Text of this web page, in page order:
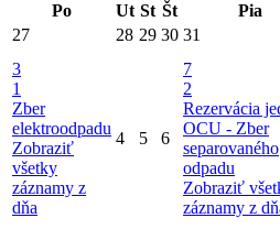
Po
Ut St Št Pia
27
28 29 30 31
3
1
Zber
elektroodpadu
Zobraziť
všetky
záznamy z
dňa
4 5 6
7
2
Rezervácia
OCU - Zber
separovaného
odpadu
Zobraziť
záznamy z